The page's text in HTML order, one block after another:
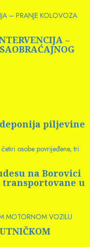
– PRANJE KOLOVOZA
–
piljevine
osobe povrijeđene, tri
na Borovici
u
MOTORNOM VOZILU